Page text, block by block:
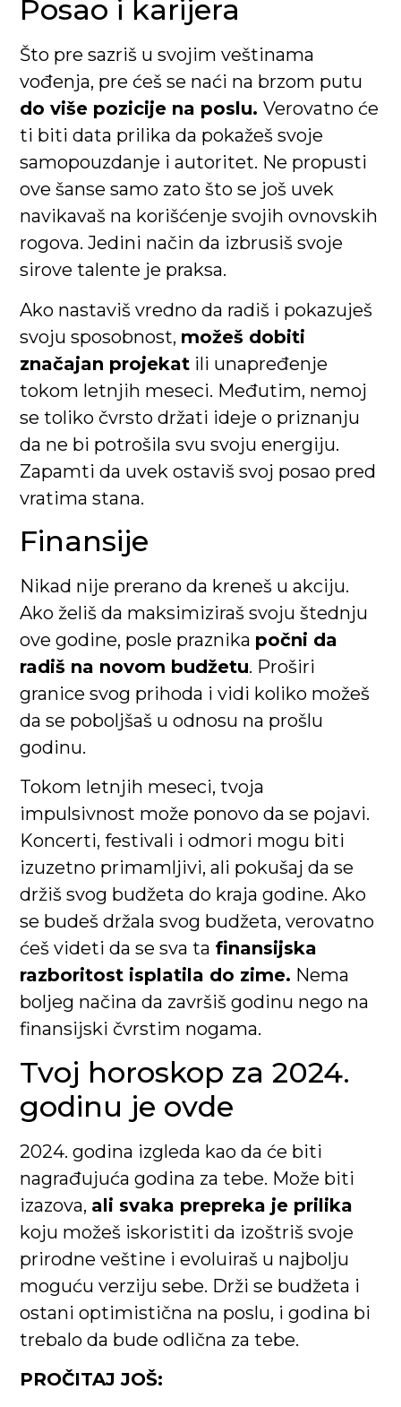
Posao i karijera
Što pre sazriš u svojim veštinama
vođenja, pre ćeš se naći na brzom putu
do više pozicije na poslu.Verovatno će
ti biti data prilika da pokažeš svoje
samopouzdanje i autoritet. Ne propusti
ove šanse samo zato što se još uvek
navikavaš na korišćenje svojih ovnovskih
rogova. Jedini način da izbrusiš svoje
sirove talente je praksa.
Ako nastaviš vredno da radiš i pokazuješ
svoju sposobnost, možeš dobiti
značajan projekat ili unapređenje
tokom letnjih meseci. Međutim, nemoj
se toliko čvrsto držati ideje o priznanju
da ne bi potrošila svu svoju energiju.
Zapamti da uvek ostaviš svoj posao pred
vratima stana.
Finansije
Nikad nije prerano da kreneš u akciju.
Ako želiš da maksimiziraš svoju štednju
ove godine, posle praznika počni da
radiš na novom budžetu. Proširi
granice svog prihoda i vidi koliko možeš
da se poboljšaš u odnosu na prošlu
godinu.
Tokom letnjih meseci, tvoja
impulsivnost može ponovo da se pojavi.
Koncerti, festivali i odmori mogu biti
izuzetno primamljivi, ali pokušaj da se
držiš svog budžeta do kraja godine. Ako
se budeš držala svog budžeta, verovatno
ćeš videti da se sva ta finansijska
razboritost isplatila do zime. Nema
boljeg načina da završiš godinu nego na
finansijski čvrstim nogama.
Tvoj horoskop za 2024.
godinu je ovde
2024. godina izgleda kao da će biti
nagrađujuća godina za tebe. Može biti
izazova, ali svaka prepreka je prilika
koju možeš iskoristiti da izoštriš svoje
prirodne veštine i evoluiraš u najbolju
moguću verziju sebe. Drži se budžeta i
ostani optimistična na poslu, i godina bi
trebalo da bude odlična za tebe.
PROČITAJ JOŠ: